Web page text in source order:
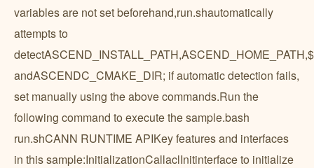
variables are not set beforehand,run.shautomatically
attempts to
andASCENDC_CMAKE_DIR; if automatic detection fails,
set manually using the above commands.Run the
following command to execute the sample.bash
run.shCANN RUNTIME APIKey features and interfaces
in this sample:InitializationCallaclInitinterface to initialize